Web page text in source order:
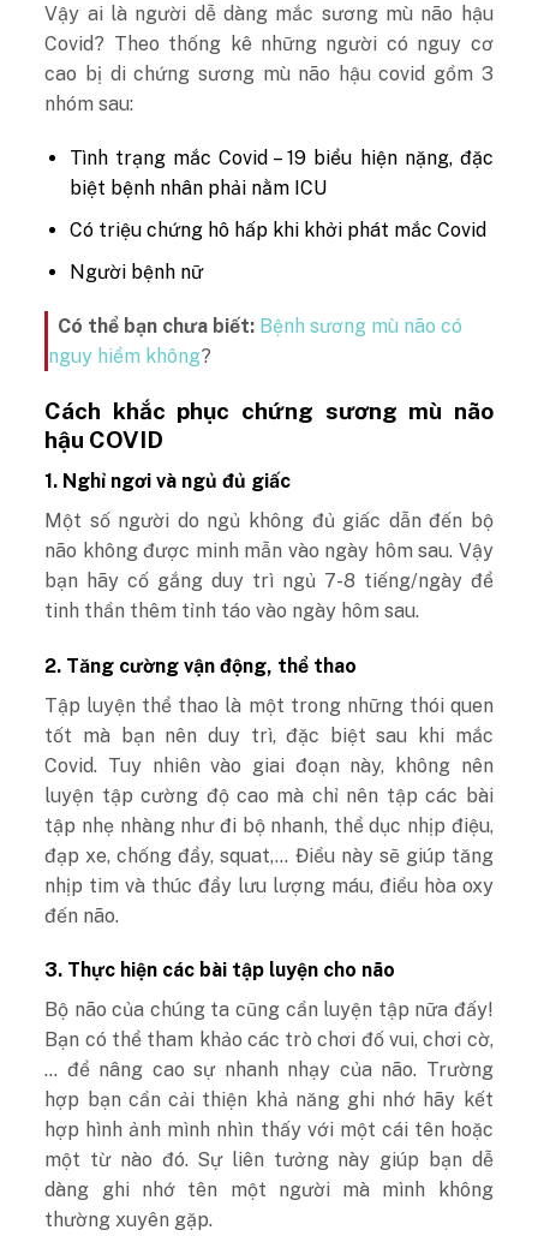
Vậy ai là người dễ dàng mắc sương mù não hậu
Covid? Theo thống kê những người có nguy cơ
cao bị di chứng sương mù não hậu covid gồm 3
nhóm sau:
Tình trạng mắc Covid – 19 biểu hiện nặng, đặc
biệt bệnh nhân phải nằm ICU
Có triệu chứng hô hấp khi khởi phát mắc Covid
Người bệnh nữ
Có thể bạn chưa biết: Bệnh sương mù não có
nguy hiểm không?
Cách khắc phục chứng sương mù não
hậu COVID
1. Nghỉ ngơi và ngủ đủ giấc
Một số người do ngủ không đủ giấc dẫn đến bộ
não không được minh mẫn vào ngày hôm sau. Vậy
bạn hãy cố gắng duy trì ngủ 7-8 tiếng/ngày để
tinh thần thêm tỉnh táo vào ngày hôm sau.
2. Tăng cường vận động, thể thao
Tập luyện thể thao là một trong những thói quen
tốt mà bạn nên duy trì, đặc biệt sau khi mắc
Covid. Tuy nhiên vào giai đoạn này, không nên
luyện tập cường độ cao mà chỉ nên tập các bài
tập nhẹ nhàng như đi bộ nhanh, thể dục nhịp điệu,
đạp xe, chống đẩy, squat,… Điều này sẽ giúp tăng
nhịp tim và thúc đẩy lưu lượng máu, điều hòa oxy
đến não.
3. Thực hiện các bài tập luyện cho não
Bộ não của chúng ta cũng cần luyện tập nữa đấy!
Bạn có thể tham khảo các trò chơi đố vui, chơi cờ,
… để nâng cao sự nhanh nhạy của não. Trường
hợp bạn cần cải thiện khả năng ghi nhớ hãy kết
hợp hình ảnh mình nhìn thấy với một cái tên hoặc
một từ nào đó. Sự liên tưởng này giúp bạn dễ
dàng ghi nhớ tên một người mà mình không
thường xuyên gặp.